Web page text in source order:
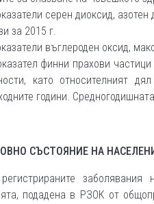
серен диоксид,
за 2015 г.
въглероден оксид,
финни прахови
като относителният
години.
СЪСТОЯНИЕ НА
подадена в РЗОК от